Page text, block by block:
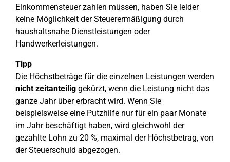
Einkommensteuer zahlen müssen, haben Sie leider
keine Möglichkeit der Steuerermäßigung durch
haushaltsnahe Dienstleistungen oder
Handwerkerleistungen.
Tipp
Die Höchstbeträge für die einzelnen Leistungen werden
nicht zeitanteilig gekürzt, wenn die Leistung nicht das
ganze Jahr über erbracht wird. Wenn Sie
beispielsweise eine Putzhilfe nur für ein paar Monate
im Jahr beschäftigt haben, wird gleichwohl der
gezahlte Lohn zu 20 %, maximal der Höchstbetrag, von
der Steuerschuld abgezogen.